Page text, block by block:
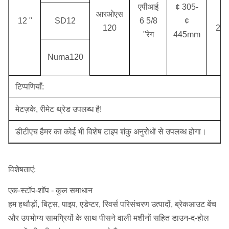
12 "
आरओएस
120
एपीआई
6 5/8
"रेग
¢ 305-
¢
445mm
SD12
Numa120
टिप्पणियाँ:
मेटज़के, रीमेट थ्रेड उपलब्ध है!
डीटीएच हैमर का कोई भी विशेष टाइप शंकु अनुरोधों से उपलब्ध होगा।
विशेषताएं:
एक-स्टॉप-शॉप - कुल समाधान
हम हथौड़ों, बिट्स, पाइप, एडेप्टर, रिवर्स परिसंचरण उत्पादों, ब्रेकआउट बेंच
और उपभोग्य सामग्रियों के साथ पीसने वाली मशीनों सहित डाउन-द-होल